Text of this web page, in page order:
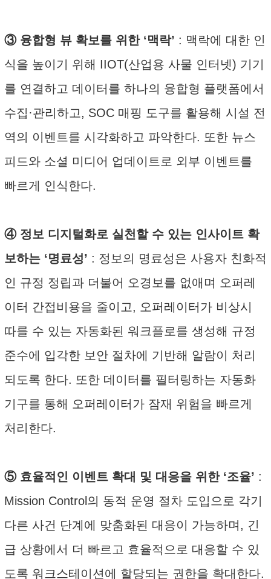
③ 융합형 뷰 확보를 위한 ‘맥락’ : 맥락에 대한 인
식을 높이기 위해 IIOT(산업용 사물 인터넷) 기기
를 연결하고 데이터를 하나의 융합형 플랫폼에서
수집·관리하고, SOC 매핑 도구를 활용해 시설 전
역의 이벤트를 시각화하고 파악한다. 또한 뉴스
피드와 소셜 미디어 업데이트로 외부 이벤트를
빠르게 인식한다.
④ 정보 디지털화로 실천할 수 있는 인사이트 확
보하는 ‘명료성’ : 정보의 명료성은 사용자 친화적
인 규정 정립과 더불어 오경보를 없애며 오퍼레
이터 간접비용을 줄이고, 오퍼레이터가 비상시
따를 수 있는 자동화된 워크플로를 생성해 규정
준수에 입각한 보안 절차에 기반해 알람이 처리
되도록 한다. 또한 데이터를 필터링하는 자동화
기구를 통해 오퍼레이터가 잠재 위험을 빠르게
처리한다.
⑤ 효율적인 이벤트 확대 및 대응을 위한 ‘조율’ :
Mission Control의 동적 운영 절차 도입으로 각기
다른 사건 단계에 맞춤화된 대응이 가능하며, 긴
급 상황에서 더 빠르고 효율적으로 대응할 수 있
도록 워크스테이션에 할당되는 권한을 확대한다.